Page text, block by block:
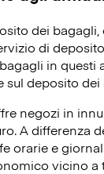
dei
di
in
sul deposito
negozi in
A differenza
orarie e
vicino a